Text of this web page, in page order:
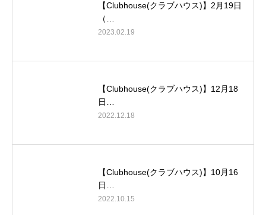
【Clubhouse(クラブハウス)】2月19日
（…
2023.02.19
【Clubhouse(クラブハウス)】12月18
日…
2022.12.18
【Clubhouse(クラブハウス)】10月16
日…
2022.10.15